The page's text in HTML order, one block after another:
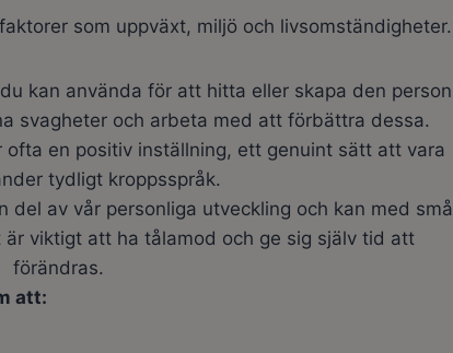
som uppväxt, miljö och livsomständigheter.
kan använda för att hitta eller skapa den person
svagheter och arbeta med att förbättra dessa.
en positiv inställning, ett genuint sätt att vara
tydligt kroppsspråk.
av vår personliga utveckling och kan med små
viktigt att ha tålamod och ge sig själv tid att
förändras.
att: